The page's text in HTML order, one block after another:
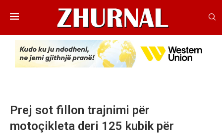
Prej sot fillon trajnimi për
motoçikleta deri 125 kubik për